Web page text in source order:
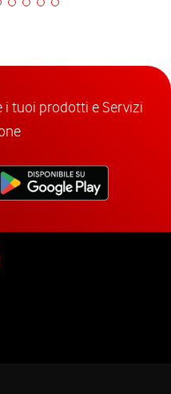
i tuoi prodotti e Servizi